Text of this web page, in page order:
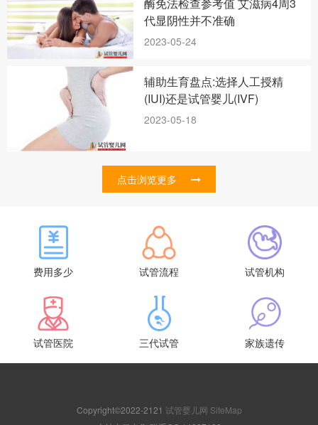
代显阴性并不准确
2023-05-24
辅助生育盘点:选择人工授精
(IUI)还是试管婴儿(IVF)
2023-05-18
点击浏览更多
费用多少 试管流程 试管机构
试管医院 三代试管 家族遗传
Copyright©2022-2121 试管婴儿网 SiteMap